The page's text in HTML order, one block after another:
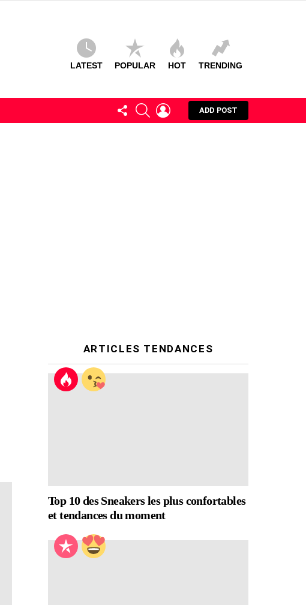
LATEST POPULAR HOT TRENDING
FOLLOW
US
SEARCHLOGIN
ADD POST
ARTICLES TENDANCES
Top 10 des Sneakers les plus confortables
et tendances du moment